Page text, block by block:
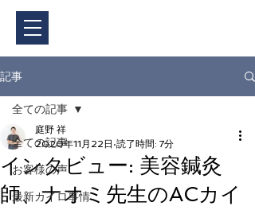
記事
全ての記事
お客様の声
最新カイロ事情
全ての記事
インタビュー: 美容鍼灸
師、ナオミ先生のACカイ
庭野 祥
2020年11月22日 読了時間: 7分